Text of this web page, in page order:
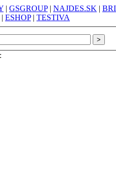
| GSGROUP| NAJDES.SK |
| ESHOP| TESTIVA
: